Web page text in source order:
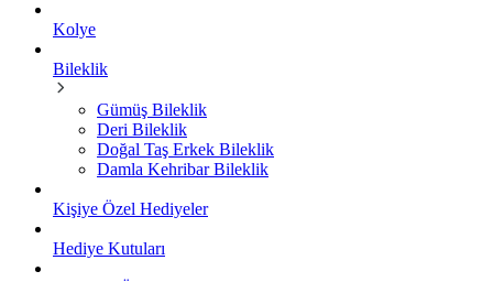
Kolye
Bileklik
Gümüş Bileklik
Deri Bileklik
Doğal Taş Erkek Bileklik
Damla Kehribar Bileklik
Kişiye Özel Hediyeler
Hediye Kutuları